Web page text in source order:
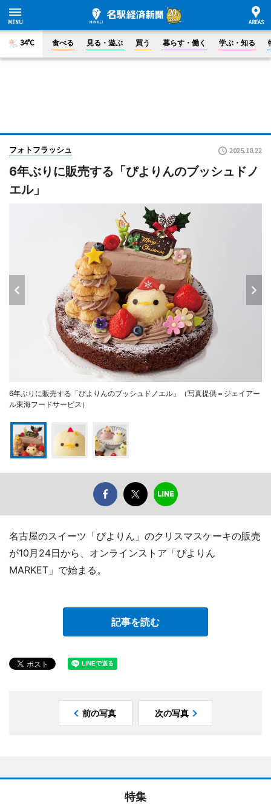
34°C 食べる 見る・遊ぶ 買う 暮らす・働く 学ぶ・知る
フォトフラッシュ 2025.10.22
6年ぶりに販売する「ぴよりんのブッシュドノ
エル」
6年ぶりに販売する「ぴよりんのブッシュドノエル」（写真提供＝ジェイアー
ル東海フードサービス）
名古屋のスイーツ「ぴよりん」のクリスマスケーキの販売
が10月24日から、オンラインストア「ぴよりん
MARKET」で始まる。
記事を読む
前の写真 次の写真
特集